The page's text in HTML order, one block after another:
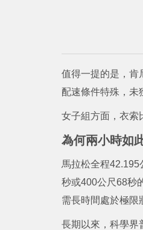
值得一提的是，肯
配速條件特殊，未
女子組方面，衣索
為何兩小時如
馬拉松全程
秒或400公尺68秒
需長時間處於極限
長期以來，科學界